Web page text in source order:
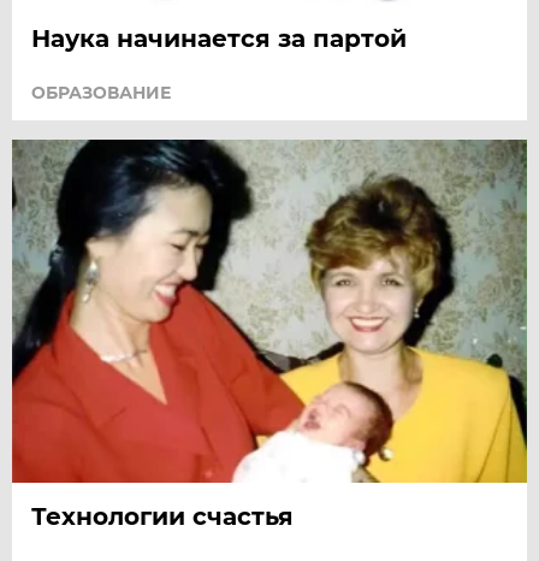
Наука начинается за партой
ОБРАЗОВАНИЕ
Технологии счастья